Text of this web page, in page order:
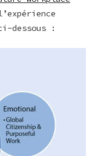
dessous :